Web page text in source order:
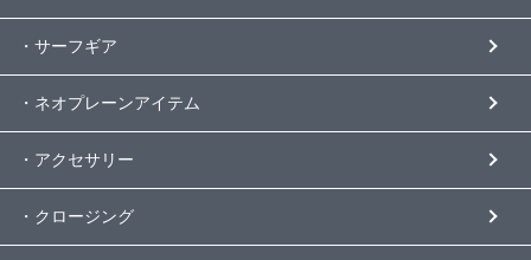
・サーフギア
・ネオプレーンアイテム
・アクセサリー
・クロージング